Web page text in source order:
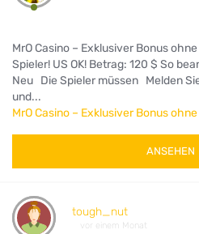
MrO Casino – Exklusiver Bonus
Spieler! US OK! Betrag: 120 $ So
Neu Die Spieler müssen Melden
und...
MrO Casino – Exklusiver Bonus
ANSEHEN
tough_nut
vor einem Monat